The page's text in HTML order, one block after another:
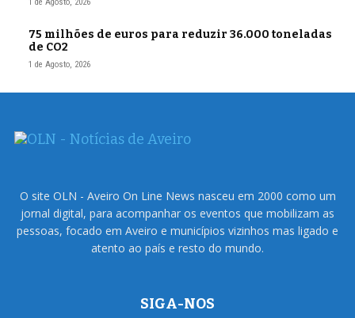
75 milhões de euros para reduzir 36.000 toneladas
de CO2
1 de Agosto, 2026
O site OLN - Aveiro On Line News nasceu em 2000 como um
jornal digital, para acompanhar os eventos que mobilizam as
pessoas, focado em Aveiro e municípios vizinhos mas ligado e
atento ao país e resto do mundo.
SIGA-NOS